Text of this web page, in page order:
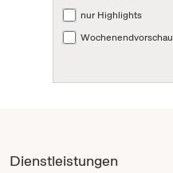
nur Highlights
Wochenendvorschau
Dienstleistungen